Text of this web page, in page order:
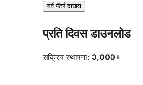
सर्व पॅटर्न दाखवा
प्रति दिवस डाउनलोड
सक्रिय स्थापना: 3,000+